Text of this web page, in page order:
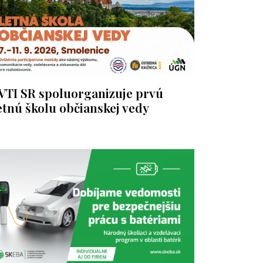
SR spoluorganizuje prvú
školu občianskej vedy